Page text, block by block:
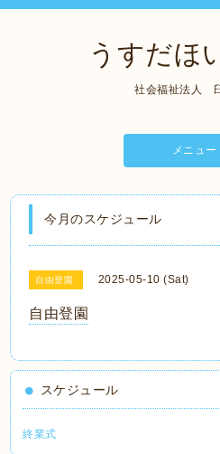
うすだほ
社会福祉法人
メニュー
今月のスケジュール
自由登園 2025-05-10 (Sat)
自由登園
スケジュール
終業式